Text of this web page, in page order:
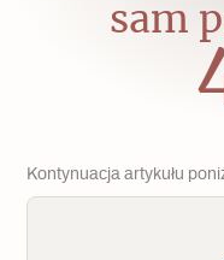
sam
Kontynuacja artykułu